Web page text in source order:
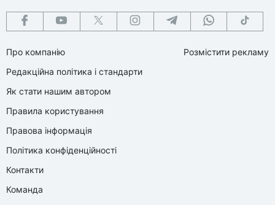
Про компанію
Редакційна політика і стандарти
Як стати нашим автором
Правила користування
Правова інформація
Політика конфіденційності
Контакти
Команда
Розмістити рекламу